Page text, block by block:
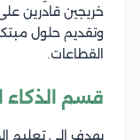
خريجين قادرين
وتقديم حلول
القطاعات.
قسم الذكاء
يهدف إلى تعليم